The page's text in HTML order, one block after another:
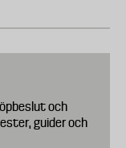
och
guider och